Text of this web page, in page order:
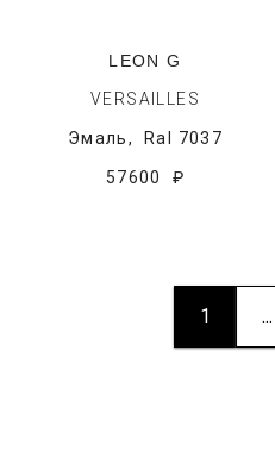
LEON G
VERSAILLES
Эмаль, Ral 7037
57600 ₽
1 ...